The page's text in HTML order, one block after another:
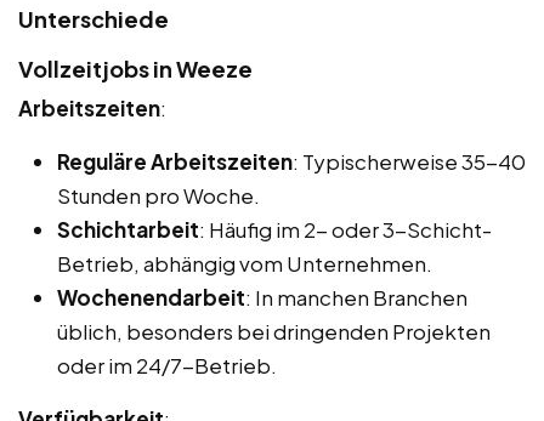
Unterschiede
Vollzeitjobs in Weeze
Arbeitszeiten:
Reguläre Arbeitszeiten: Typischerweise 35-40
Stunden pro Woche.
Schichtarbeit: Häufig im 2- oder 3-Schicht-
Betrieb, abhängig vom Unternehmen.
Wochenendarbeit: In manchen Branchen
üblich, besonders bei dringenden Projekten
oder im 24/7-Betrieb.